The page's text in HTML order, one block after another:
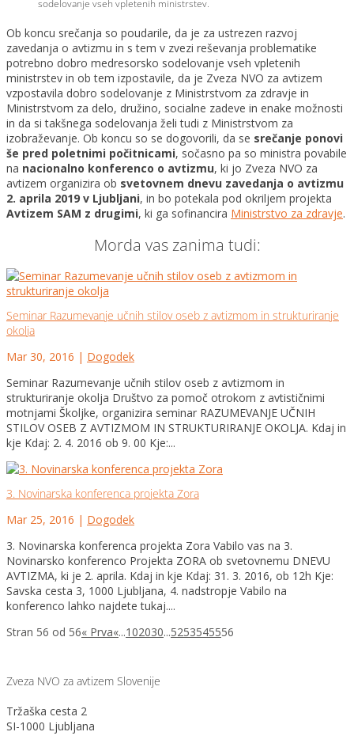
sodelovanje vseh vpletenih ministrstev.
Ob koncu srečanja so poudarile, da je za ustrezen razvoj
zavedanja o avtizmu in s tem v zvezi reševanja problematike
potrebno dobro medresorsko sodelovanje vseh vpletenih
ministrstev in ob tem izpostavile, da je Zveza NVO za avtizem
vzpostavila dobro sodelovanje z Ministrstvom za zdravje in
Ministrstvom za delo, družino, socialne zadeve in enake možnosti
in da si takšnega sodelovanja želi tudi z Ministrstvom za
izobraževanje. Ob koncu so se dogovorili, da se srečanje ponovi
še pred poletnimi počitnicami, sočasno pa so ministra povabile
na nacionalno konferenco o avtizmu, ki jo Zveza NVO za
avtizem organizira ob svetovnem dnevu zavedanja o avtizmu
2. aprila 2019 v Ljubljani, in bo potekala pod okriljem projekta
Avtizem SAM z drugimi, ki ga sofinancira Ministrstvo za zdravje.
Morda vas zanima tudi:
Seminar Razumevanje učnih stilov oseb z avtizmom in strukturiranje
okolja
Mar 30, 2016 | Dogodek
Seminar Razumevanje učnih stilov oseb z avtizmom in
strukturiranje okolja Društvo za pomoč otrokom z avtističnimi
motnjami Školjke, organizira seminar RAZUMEVANJE UČNIH
STILOV OSEB Z AVTIZMOM IN STRUKTURIRANJE OKOLJA. Kdaj in
kje Kdaj: 2. 4. 2016 ob 9. 00 Kje:...
3. Novinarska konferenca projekta Zora
Mar 25, 2016 | Dogodek
3. Novinarska konferenca projekta Zora Vabilo vas na 3.
Novinarsko konferenco Projekta ZORA ob svetovnemu DNEVU
AVTIZMA, ki je 2. aprila. Kdaj in kje Kdaj: 31. 3. 2016, ob 12h Kje:
Savska cesta 3, 1000 Ljubljana, 4. nadstropje Vabilo na
konferenco lahko najdete tukaj....
Stran 56 od 56« Prva«...102030...5253545556
Zveza NVO za avtizem Slovenije
Tržaška cesta 2
SI-1000 Ljubljana